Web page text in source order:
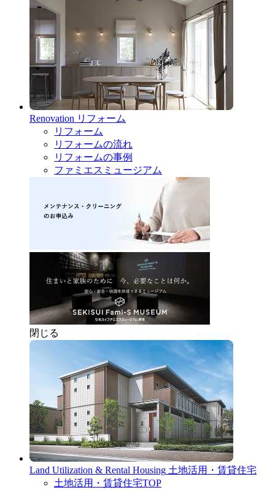
Renovation リフォーム
リフォーム
リフォームの流れ
リフォームの事例
ファミエスミュージアム
閉じる
Land Utilization & Rental Housing 土地活用・賃貸住宅
土地活用・賃貸住宅TOP